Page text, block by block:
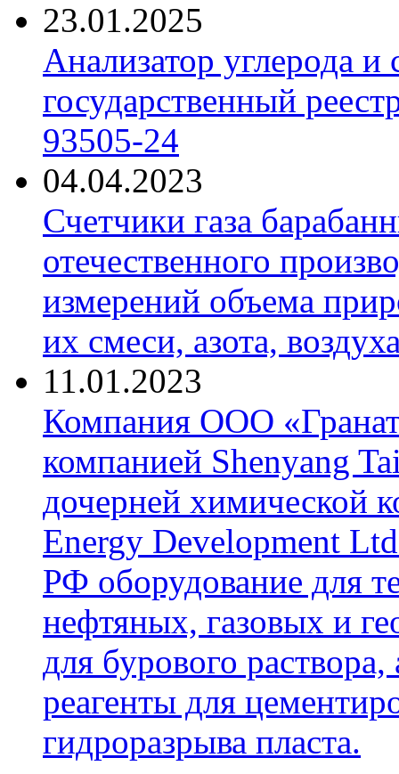
23.01.2025
Анализатор углерода
государственный
93505-24
04.04.2023
Счетчики газа
отечественного
измерений объема
их смеси, азота,
11.01.2023
Компания ООО
компанией Shenyang
дочерней химической
Energy Development
РФ оборудование для
нефтяных, газовых и
для бурового
реагенты для
гидроразрыва пласта.